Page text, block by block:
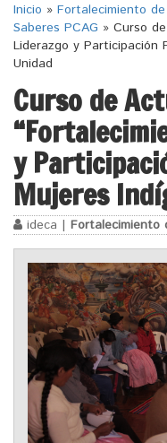
Inicio » Fortalecimiento
Saberes PCAG » Curso
Liderazgo y Participación
Unidad
Curso de
y
Mujeres
ideca | Fortalecimiento